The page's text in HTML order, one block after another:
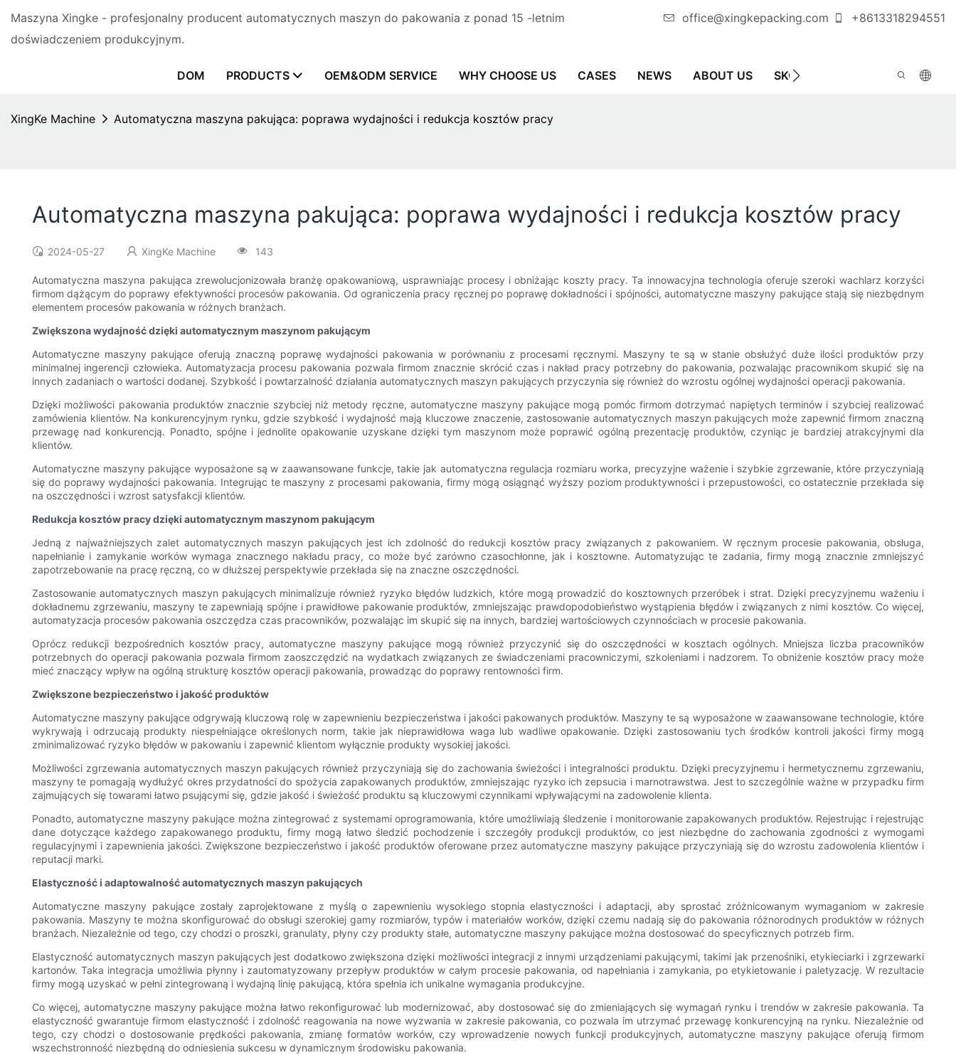
Maszyna Xingke - profesjonalny producent automatycznych maszyn do pakowania z ponad 15 -letnim
doświadczeniem produkcyjnym.
office@xingkepacking.com +8613318294551
DOM PRODUCTS OEM&ODM SERVICE WHY CHOOSE US CASES NEWS ABOUT US SKONTAKTUJ SIĘ Z NAMI
XingKe Machine Automatyczna maszyna pakująca: poprawa wydajności i redukcja kosztów pracy
Automatyczna maszyna pakująca: poprawa wydajności i redukcja kosztów pracy
2024-05-27 XingKe Machine 143
Automatyczna maszyna pakująca zrewolucjonizowała branżę opakowaniową, usprawniając procesy i obniżając koszty pracy. Ta innowacyjna technologia oferuje szeroki wachlarz korzyści
firmom dążącym do poprawy efektywności procesów pakowania. Od ograniczenia pracy ręcznej po poprawę dokładności i spójności, automatyczne maszyny pakujące stają się niezbędnym
elementem procesów pakowania w różnych branżach.
Zwiększona wydajność dzięki automatycznym maszynom pakującym
Automatyczne maszyny pakujące oferują znaczną poprawę wydajności pakowania w porównaniu z procesami ręcznymi. Maszyny te są w stanie obsłużyć duże ilości produktów przy
minimalnej ingerencji człowieka. Automatyzacja procesu pakowania pozwala firmom znacznie skrócić czas i nakład pracy potrzebny do pakowania, pozwalając pracownikom skupić się na
innych zadaniach o wartości dodanej. Szybkość i powtarzalność działania automatycznych maszyn pakujących przyczynia się również do wzrostu ogólnej wydajności operacji pakowania.
Dzięki możliwości pakowania produktów znacznie szybciej niż metody ręczne, automatyczne maszyny pakujące mogą pomóc firmom dotrzymać napiętych terminów i szybciej realizować
zamówienia klientów. Na konkurencyjnym rynku, gdzie szybkość i wydajność mają kluczowe znaczenie, zastosowanie automatycznych maszyn pakujących może zapewnić firmom znaczną
przewagę nad konkurencją. Ponadto, spójne i jednolite opakowanie uzyskane dzięki tym maszynom może poprawić ogólną prezentację produktów, czyniąc je bardziej atrakcyjnymi dla
klientów.
Automatyczne maszyny pakujące wyposażone są w zaawansowane funkcje, takie jak automatyczna regulacja rozmiaru worka, precyzyjne ważenie i szybkie zgrzewanie, które przyczyniają
się do poprawy wydajności pakowania. Integrując te maszyny z procesami pakowania, firmy mogą osiągnąć wyższy poziom produktywności i przepustowości, co ostatecznie przekłada się
na oszczędności i wzrost satysfakcji klientów.
Redukcja kosztów pracy dzięki automatycznym maszynom pakującym
Jedną z najważniejszych zalet automatycznych maszyn pakujących jest ich zdolność do redukcji kosztów pracy związanych z pakowaniem. W ręcznym procesie pakowania, obsługa,
napełnianie i zamykanie worków wymaga znacznego nakładu pracy, co może być zarówno czasochłonne, jak i kosztowne. Automatyzując te zadania, firmy mogą znacznie zmniejszyć
zapotrzebowanie na pracę ręczną, co w dłuższej perspektywie przekłada się na znaczne oszczędności.
Zastosowanie automatycznych maszyn pakujących minimalizuje również ryzyko błędów ludzkich, które mogą prowadzić do kosztownych przeróbek i strat. Dzięki precyzyjnemu ważeniu i
dokładnemu zgrzewaniu, maszyny te zapewniają spójne i prawidłowe pakowanie produktów, zmniejszając prawdopodobieństwo wystąpienia błędów i związanych z nimi kosztów. Co więcej,
automatyzacja procesów pakowania oszczędza czas pracowników, pozwalając im skupić się na innych, bardziej wartościowych czynnościach w procesie pakowania.
Oprócz redukcji bezpośrednich kosztów pracy, automatyczne maszyny pakujące mogą również przyczynić się do oszczędności w kosztach ogólnych. Mniejsza liczba pracowników
potrzebnych do operacji pakowania pozwala firmom zaoszczędzić na wydatkach związanych ze świadczeniami pracowniczymi, szkoleniami i nadzorem. To obniżenie kosztów pracy może
mieć znaczący wpływ na ogólną strukturę kosztów operacji pakowania, prowadząc do poprawy rentowności firm.
Zwiększone bezpieczeństwo i jakość produktów
Automatyczne maszyny pakujące odgrywają kluczową rolę w zapewnieniu bezpieczeństwa i jakości pakowanych produktów. Maszyny te są wyposażone w zaawansowane technologie, które
wykrywają i odrzucają produkty niespełniające określonych norm, takie jak nieprawidłowa waga lub wadliwe opakowanie. Dzięki zastosowaniu tych środków kontroli jakości firmy mogą
zminimalizować ryzyko błędów w pakowaniu i zapewnić klientom wyłącznie produkty wysokiej jakości.
Możliwości zgrzewania automatycznych maszyn pakujących również przyczyniają się do zachowania świeżości i integralności produktu. Dzięki precyzyjnemu i hermetycznemu zgrzewaniu,
maszyny te pomagają wydłużyć okres przydatności do spożycia zapakowanych produktów, zmniejszając ryzyko ich zepsucia i marnotrawstwa. Jest to szczególnie ważne w przypadku firm
zajmujących się towarami łatwo psującymi się, gdzie jakość i świeżość produktu są kluczowymi czynnikami wpływającymi na zadowolenie klienta.
Ponadto, automatyczne maszyny pakujące można zintegrować z systemami oprogramowania, które umożliwiają śledzenie i monitorowanie zapakowanych produktów. Rejestrując i rejestrując
dane dotyczące każdego zapakowanego produktu, firmy mogą łatwo śledzić pochodzenie i szczegóły produkcji produktów, co jest niezbędne do zachowania zgodności z wymogami
regulacyjnymi i zapewnienia jakości. Zwiększone bezpieczeństwo i jakość produktów oferowane przez automatyczne maszyny pakujące przyczyniają się do wzrostu zadowolenia klientów i
reputacji marki.
Elastyczność i adaptowalność automatycznych maszyn pakujących
Automatyczne maszyny pakujące zostały zaprojektowane z myślą o zapewnieniu wysokiego stopnia elastyczności i adaptacji, aby sprostać zróżnicowanym wymaganiom w zakresie
pakowania. Maszyny te można skonfigurować do obsługi szerokiej gamy rozmiarów, typów i materiałów worków, dzięki czemu nadają się do pakowania różnorodnych produktów w różnych
branżach. Niezależnie od tego, czy chodzi o proszki, granulaty, płyny czy produkty stałe, automatyczne maszyny pakujące można dostosować do specyficznych potrzeb firm.
Elastyczność automatycznych maszyn pakujących jest dodatkowo zwiększona dzięki możliwości integracji z innymi urządzeniami pakującymi, takimi jak przenośniki, etykieciarki i zgrzewarki
kartonów. Taka integracja umożliwia płynny i zautomatyzowany przepływ produktów w całym procesie pakowania, od napełniania i zamykania, po etykietowanie i paletyzację. W rezultacie
firmy mogą uzyskać w pełni zintegrowaną i wydajną linię pakującą, która spełnia ich unikalne wymagania produkcyjne.
Co więcej, automatyczne maszyny pakujące można łatwo rekonfigurować lub modernizować, aby dostosować się do zmieniających się wymagań rynku i trendów w zakresie pakowania. Ta
elastyczność gwarantuje firmom elastyczność i zdolność reagowania na nowe wyzwania w zakresie pakowania, co pozwala im utrzymać przewagę konkurencyjną na rynku. Niezależnie od
tego, czy chodzi o dostosowanie prędkości pakowania, zmianę formatów worków, czy wprowadzenie nowych funkcji produkcyjnych, automatyczne maszyny pakujące oferują firmom
wszechstronność niezbędną do odniesienia sukcesu w dynamicznym środowisku pakowania.